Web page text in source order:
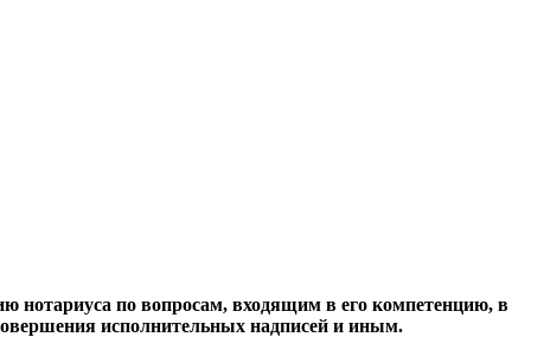
нотариуса по вопросам, входящим в его компетенцию, в
исполнительных надписей и иным.